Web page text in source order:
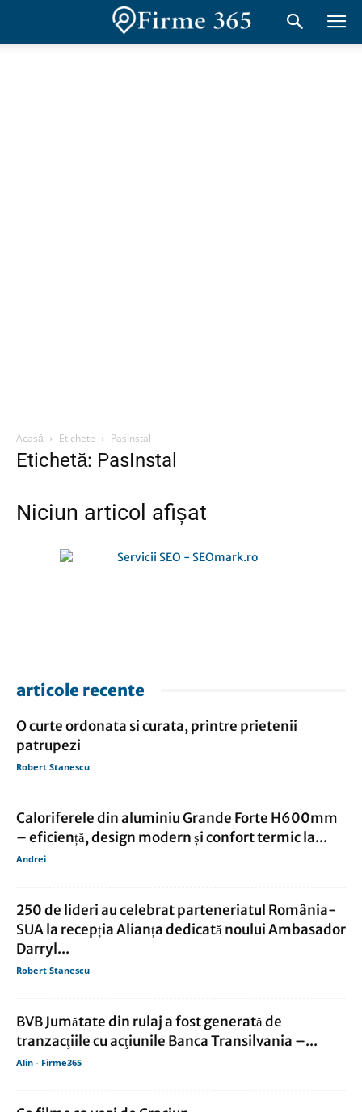
Acasă Etichete PasInstal
Etichetă: PasInstal
Niciun articol afișat
articole recente
O curte ordonata si curata, printre prietenii
patrupezi
Robert Stanescu
Caloriferele din aluminiu Grande Forte H600mm
– eficiență, design modern și confort termic la...
Andrei
250 de lideri au celebrat parteneriatul România-
SUA la recepția Alianța dedicată noului Ambasador
Darryl...
Robert Stanescu
BVB Jumătate din rulaj a fost generată de
tranzacţiile cu acţiunile Banca Transilvania –...
Alin - Firme365